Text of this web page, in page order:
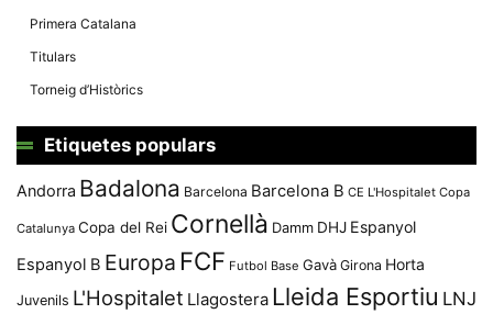
Primera Catalana
Titulars
Torneig d’Històrics
Etiquetes populars
Andorra Badalona Barcelona Barcelona B CE L'Hospitalet Copa
Catalunya Copa del Rei Cornellà Damm DHJ Espanyol
Espanyol B Europa FCF Futbol Base Gavà Girona Horta
Juvenils L'Hospitalet Llagostera Lleida Esportiu LNJ